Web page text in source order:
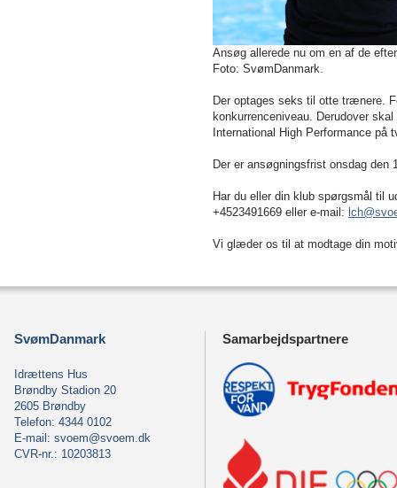
Ansøg allerede nu om en af de
Foto: SvømDanmark.
Der optages seks til otte trænere.
konkurrenceniveau. Derudover
International High Performance
Der er ansøgningsfrist onsdag den
Har du eller din klub spørgsmål til
+4523491669 eller e-mail:
Vi glæder os til at modtage din
SvømDanmark
Idrættens Hus
Brøndby Stadion 20
2605 Brøndby
Telefon: 4344 0102
E-mail: svoem@svoem.dk
CVR-nr.: 10203813
Samarbejdspartnere